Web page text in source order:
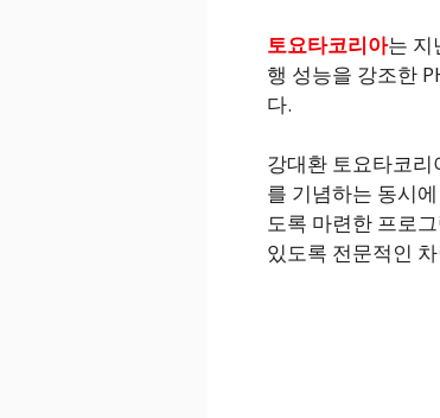
토요타코리아는 지
행 성능을 강조한
다.
강대환 토요타코
를 기념하는 동시
도록 마련한 프로
있도록 전문적인